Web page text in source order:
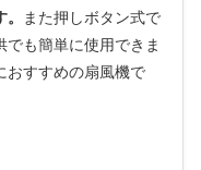
また押しボタン式で
も簡単に使用できま
おすすめの扇風機で